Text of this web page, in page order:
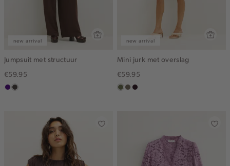
new arrival
Jumpsuit met structuur
€59.95
indigochoco
new arrival
Mini jurk met overslag
€59.95
groen,
middenbruin
bordeaux,